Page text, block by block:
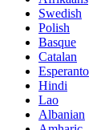
Swedish
Polish
Basque
Catalan
Esperanto
Hindi
Lao
Albanian